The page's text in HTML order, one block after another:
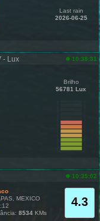
Last rain
2026-06-25
- Lux 10:38:31
Brilho
56781 Lux
10:35:02
4.3
MEXICO
8534 KMs